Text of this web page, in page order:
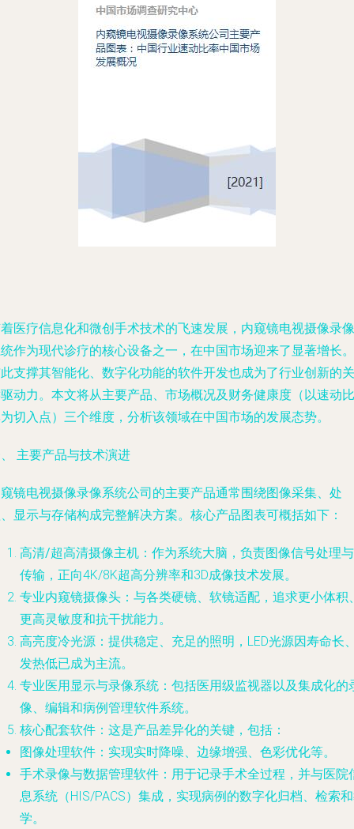
医疗信息化和微创手术技术的飞速发展，内窥镜电视摄像录像
作为现代诊疗的核心设备之一，在中国市场迎来了显著增长。
支撑其智能化、数字化功能的软件开发也成为了行业创新的关
动力。本文将从主要产品、市场概况及财务健康度（以速动比
切入点）三个维度，分析该领域在中国市场的发展态势。
主要产品与技术演进
镜电视摄像录像系统公司的主要产品通常围绕图像采集、处
显示与存储构成完整解决方案。核心产品图表可概括如下：
高清/超高清摄像主机 ：作为系统大脑，负责图像信号处理与
传输，正向4K/8K超高分辨率和3D成像技术发展。
专业内窥镜摄像头 ：与各类硬镜、软镜适配，追求更小体积
更高灵敏度和抗干扰能力。
高亮度冷光源 ：提供稳定、充足的照明，LED光源因寿命长
发热低已成为主流。
专业医用显示与录像系统 ：包括医用级监视器以及集成化的
像、编辑和病例管理软件系统。
核心配套软件 ：这是产品差异化的关键，包括：
图像处理软件 ：实现实时降噪、边缘增强、色彩优化等。
手术录像与数据管理软件 ：用于记录手术全过程，并与医院
息系统（HIS/PACS）集成，实现病例的数字化归档、检索
学。